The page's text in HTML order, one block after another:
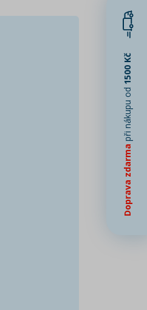
Doprava zdarma
při nákupu od
1500 Kč